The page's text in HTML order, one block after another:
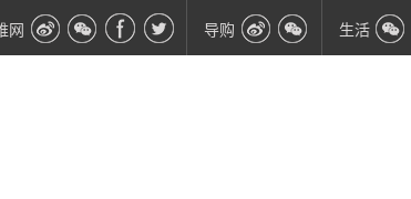
网 导购 生活